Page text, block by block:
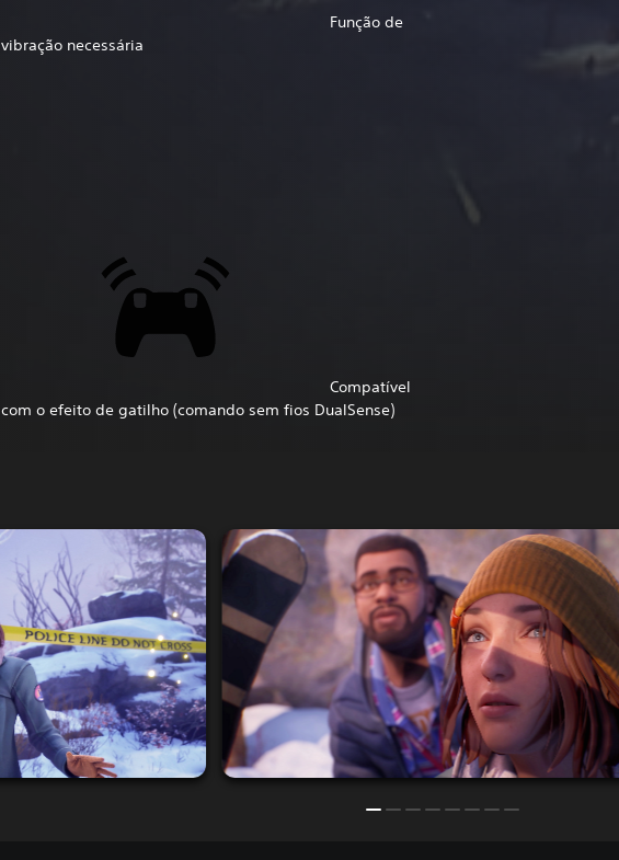
Função de
vibração necessária
Compatível
com o efeito de gatilho (comando sem fios DualSense)